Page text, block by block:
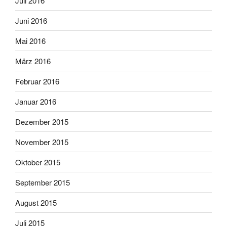
Juni 2016
Mai 2016
März 2016
Februar 2016
Januar 2016
Dezember 2015
November 2015
Oktober 2015
September 2015
August 2015
Juli 2015